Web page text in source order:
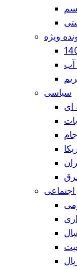
ویژه
آب
سیاسی
ای